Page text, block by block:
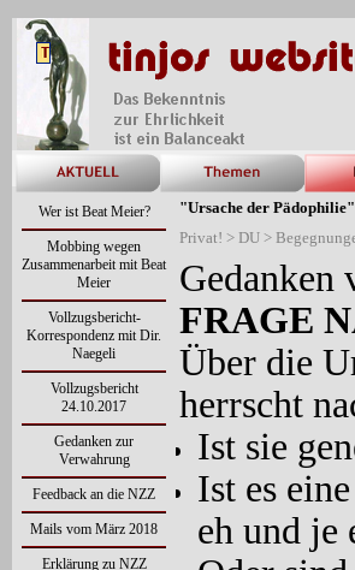
Wer ist Beat Meier?
Mobbing wegen
Zusammenarbeit mit Beat
Meier
Vollzugsbericht-
Korrespondenz mit Dir.
Naegeli
Vollzugsbericht
24.10.2017
Gedanken zur
Verwahrung
Feedback an die NZZ
Mails vom März 2018
Erklärung zu NZZ
"Ursache der Pädophilie"
Privat! > DU >
Gedanken
FRAGE
Über die
herrscht
Ist sie
Ist es
eh und je